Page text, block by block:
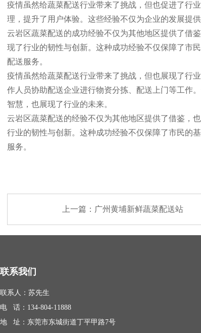
疫情虽然给蔬菜配送行业带来了挑战，但也促进了行
理，提升了用户体验。这些经验不仅为企业的发展提
云岩区蔬菜配送的成功经验不仅为其他地区提供了借
现了行业的韧性与创新。这种成功经验不仅保障了市
配送服务。
疫情虽然给蔬菜配送行业带来了挑战，但也展现了行
作人员协助配送企业进行物资分拣、配送上门等工作
智慧，也展现了行业的未来。
云岩区蔬菜配送的经验不仅为其他地区提供了借鉴，
行业的韧性与创新。这种成功经验不仅保障了市民的
服务。
上一篇： 广州黄埔新鲜蔬菜配送站
联系我们
联系人：苏先生
电 话：134-804-11888
地 址：东莞市东城街道丁平甲路7号